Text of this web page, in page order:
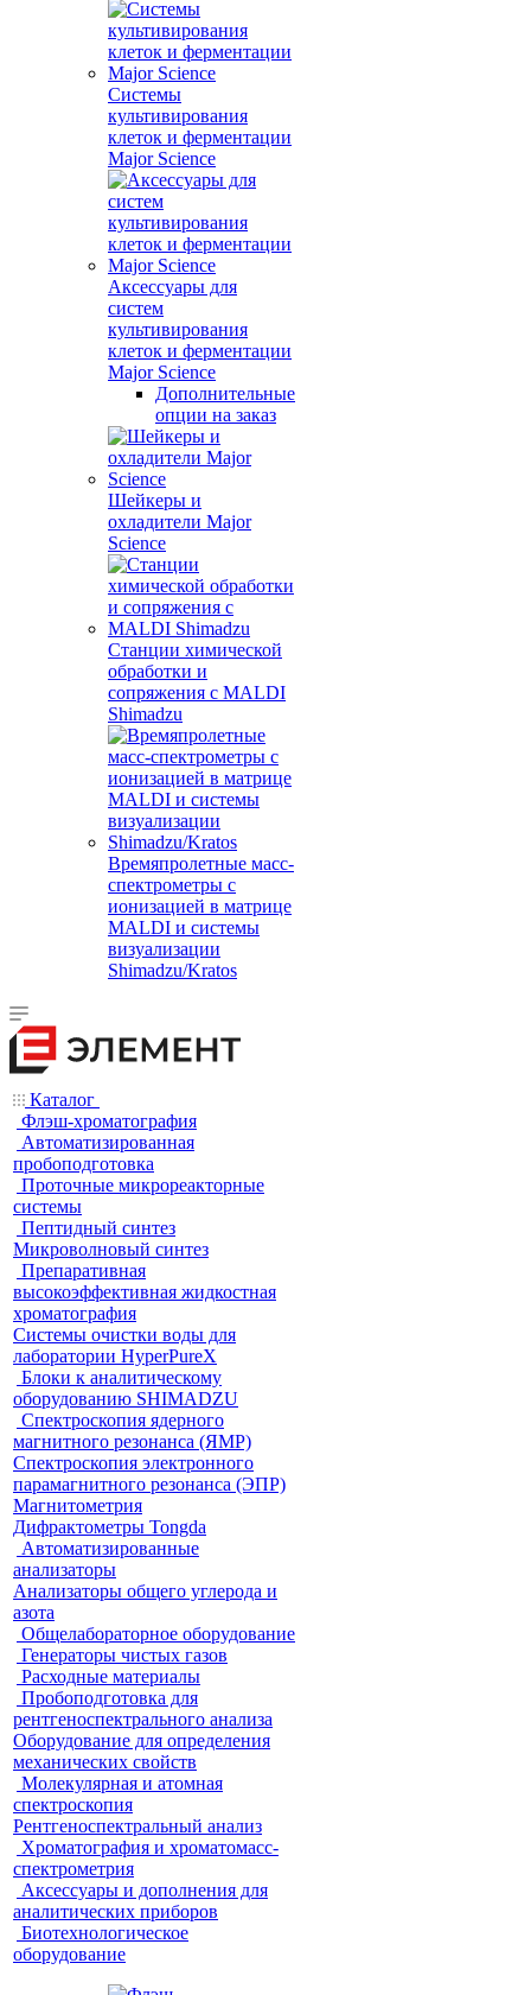
Системы
культивирования
клеток и ферментации
Major Science
Аксессуары для
систем
культивирования
клеток и ферментации
Major Science
Дополнительные
опции на заказ
Шейкеры и
охладители Major
Science
Станции химической
обработки и
сопряжения с MALDI
Shimadzu
Времяпролетные масс-
спектрометры с
ионизацией в матрице
MALDI и системы
визуализации
Shimadzu/Kratos
Каталог
Флэш-хроматография
Автоматизированная
пробоподготовка
Проточные микрореакторные
системы
Пептидный синтез
Микроволновый синтез
Препаративная
высокоэффективная жидкостная
хроматография
Системы очистки воды для
лаборатории HyperPureX
Блоки к аналитическому
оборудованию SHIMADZU
Спектроскопия ядерного
магнитного резонанса (ЯМР)
Спектроскопия электронного
парамагнитного резонанса (ЭПР)
Магнитометрия
Дифрактометры Tongda
Автоматизированные
анализаторы
Анализаторы общего углерода и
азота
Общелабораторное оборудование
Генераторы чистых газов
Расходные материалы
Пробоподготовка для
рентгеноспектрального анализа
Оборудование для определения
механических свойств
Молекулярная и атомная
спектроскопия
Рентгеноспектральный анализ
Хроматография и хроматомасс-
спектрометрия
Аксессуары и дополнения для
аналитических приборов
Биотехнологическое
оборудование